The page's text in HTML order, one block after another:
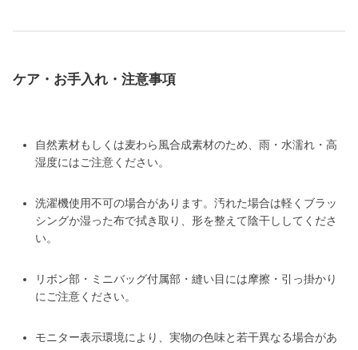
ケア・お手入れ・注意事項
自然素材もしくは麦わら風合成素材のため、雨・水濡れ・高
湿度にはご注意ください。
洗濯機使用不可の場合があります。汚れた場合は軽くブラッ
シングか湿った布で拭き取り、形を整えて陰干ししてくださ
い。
リボン部・ミニバッグ付属部・縫い目には摩擦・引っ掛かり
にご注意ください。
モニター表示環境により、実物の色味と若干異なる場合があ